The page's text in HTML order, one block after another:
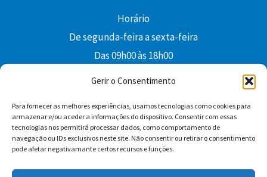
Gerir o Consentimento
Para fornecer as melhores experiências, usamos tecnologias como cookies para
armazenar e/ou aceder a informações do dispositivo. Consentir com essas
tecnologias nos permitirá processar dados, como comportamento de
navegação ou IDs exclusivos neste site. Não consentir ou retirar o consentimento
pode afetar negativamante certos recursos e funções.
Horário
De segunda-feira a sexta-feira
Das 09h00 às 18h00
Facebook YouTube Instagram
Whatsapp
Condições Gerais de Venda